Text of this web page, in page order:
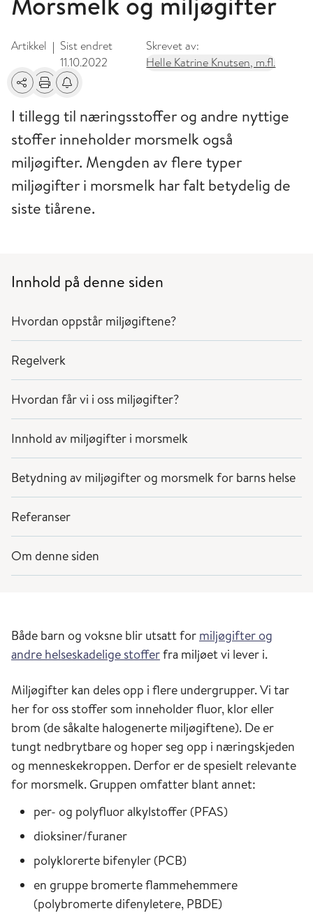
Artikkel | Sist endret
11.10.2022
Skrevet av:
Helle Katrine Knutsen, m.fl.
Del Skriv utFå varsel om endringer
I tillegg til næringsstoffer og andre nyttige
stoffer inneholder morsmelk også
miljøgifter. Mengden av flere typer
miljøgifter i morsmelk har falt betydelig de
siste tiårene.
Innhold på denne siden
Hvordan oppstår miljøgiftene?
Regelverk
Hvordan får vi i oss miljøgifter?
Innhold av miljøgifter i morsmelk
Betydning av miljøgifter og morsmelk for barns helse
Referanser
Om denne siden
Både barn og voksne blir utsatt for miljøgifter og
andre helseskadelige stofferfra miljøet vi lever i.
Miljøgifter kan deles opp i flere undergrupper. Vi tar
her for oss stoffer som inneholder fluor, klor eller
brom (de såkalte halogenerte miljøgiftene). De er
tungt nedbrytbare og hoper seg opp i næringskjeden
og menneskekroppen. Derfor er de spesielt relevante
for morsmelk. Gruppen omfatter blant annet:
per- og polyfluor alkylstoffer (PFAS)
dioksiner/furaner
polyklorerte bifenyler (PCB)
en gruppe bromerte flammehemmere
(polybromerte difenyletere, PBDE)